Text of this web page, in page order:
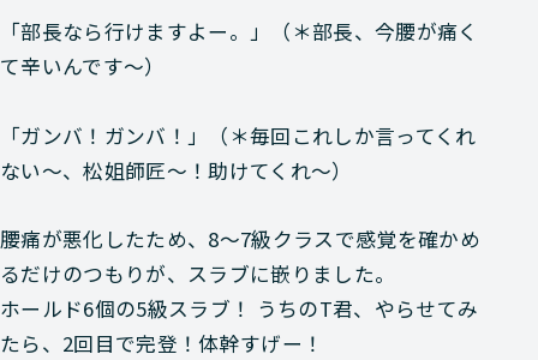
「部長なら行けますよー。」
（＊部長、今腰が痛く
て辛いんです～）
「ガンバ！ガンバ！」
（＊毎回これしか言ってくれ
ない～、松姐師匠～！助けてくれ～）
腰痛が悪化したため、8～7級クラスで感覚を確かめ
るだけのつもりが、スラブに嵌りました。
ホールド6個の5級スラブ！ うちのT君、やらせてみ
たら、2回目で完登！体幹すげー！